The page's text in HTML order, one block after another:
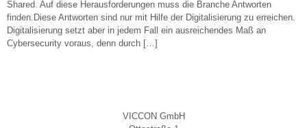
Shared. Auf diese Herausforderungen muss die Branche Antworten
finden.Diese Antworten sind nur mit Hilfe der Digitalisierung zu erreichen.
Digitalisierung setzt aber in jedem Fall ein aus­reichendes Maß an
Cybersecurity voraus, denn durch […]
VICCON GmbH